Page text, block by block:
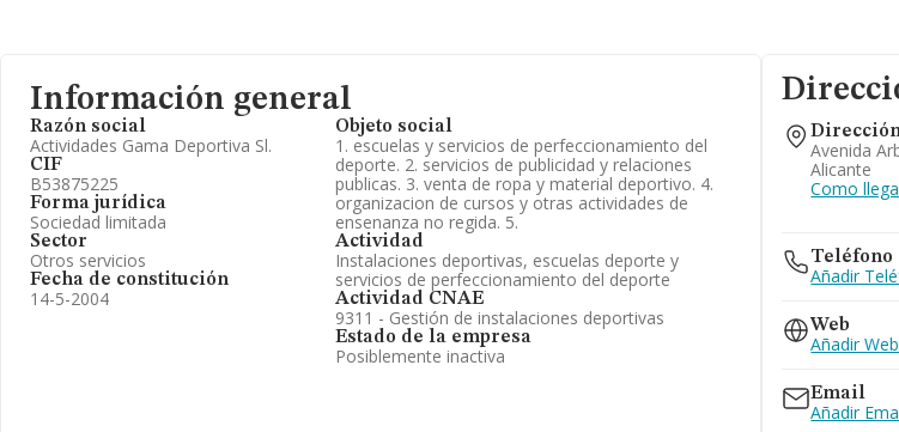
Información general
Razón social
Actividades Gama Deportiva Sl.
CIF
B53875225
Forma jurídica
Sociedad limitada
Sector
Otros servicios
Fecha de constitución
14-5-2004
Objeto social
1. escuelas y servicios de perfeccionamiento del
deporte. 2. servicios de publicidad y relaciones
publicas. 3. venta de ropa y material deportivo. 4.
organizacion de cursos y otras actividades de
ensenanza no regida. 5.
Actividad
Instalaciones deportivas, escuelas deporte y
servicios de perfeccionamiento del deporte
Actividad CNAE
9311 - Gestión de instalaciones deportivas
Estado de la empresa
Posiblemente inactiva
Avenida
Alicante
Como
Teléfono
Añadir
Web
Añadir Web
Email
Añadir